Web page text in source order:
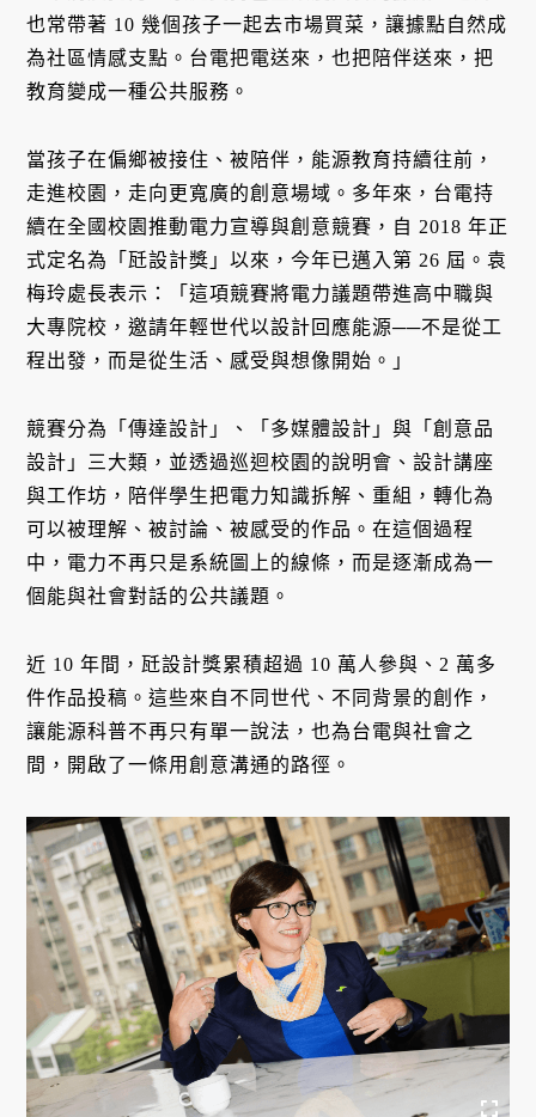
也常帶著 10 幾個孩子一起去市場買菜，讓據點自然成
為社區情感支點。台電把電送來，也把陪伴送來，把
教育變成一種公共服務。
當孩子在偏鄉被接住、被陪伴，能源教育持續往前，
走進校園，走向更寬廣的創意場域。多年來，台電持
續在全國校園推動電力宣導與創意競賽，自 2018 年正
式定名為「瓩設計獎」以來，今年已邁入第 26 屆。袁
梅玲處長表示：「這項競賽將電力議題帶進高中職與
大專院校，邀請年輕世代以設計回應能源──不是從工
程出發，而是從生活、感受與想像開始。」
競賽分為「傳達設計」、「多媒體設計」與「創意品
設計」三大類，並透過巡迴校園的說明會、設計講座
與工作坊，陪伴學生把電力知識拆解、重組，轉化為
可以被理解、被討論、被感受的作品。在這個過程
中，電力不再只是系統圖上的線條，而是逐漸成為一
個能與社會對話的公共議題。
近 10 年間，瓩設計獎累積超過 10 萬人參與、2 萬多
件作品投稿。這些來自不同世代、不同背景的創作，
讓能源科普不再只有單一說法，也為台電與社會之
間，開啟了一條用創意溝通的路徑。